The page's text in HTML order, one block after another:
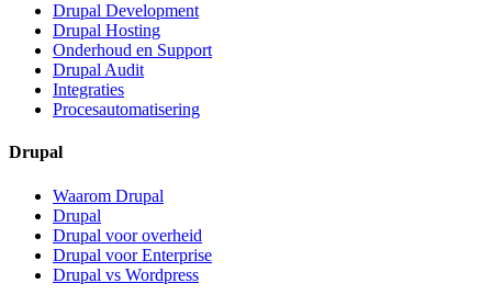
Drupal Development
Drupal Hosting
Onderhoud en Support
Drupal Audit
Integraties
Procesautomatisering
Drupal
Waarom Drupal
Drupal
Drupal voor overheid
Drupal voor Enterprise
Drupal vs Wordpress